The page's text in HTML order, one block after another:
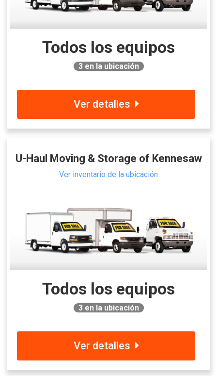
Todos los equipos
3en la ubicación
Ver detalles
U-Haul Moving & Storage of Kennesaw
Ver inventario de la ubicación
Todos los equipos
3en la ubicación
Ver detalles